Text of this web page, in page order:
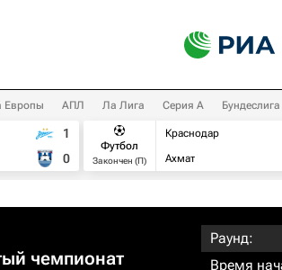
Европы АПЛ Ла Лига Серия А Бундеслига
1
0
Футбол
Закончен (П)
Краснодар
Ахмат
чемпионат
Раунд:
Время